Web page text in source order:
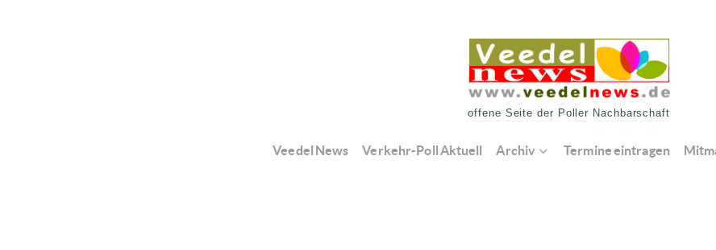
offene Seite der Poller Nachbarschaft
Veedel News Verkehr-Poll Aktuell Archiv Termine eintragen